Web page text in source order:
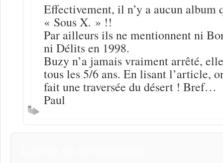
Effectivement, il n’y a aucun album
« Sous X. » !!
Par ailleurs ils ne mentionnent ni
ni Délits en 1998.
Buzy n’a jamais vraiment arrêté,
tous les 5/6 ans. En lisant l’article,
fait une traversée du désert ! Bref…
Paul